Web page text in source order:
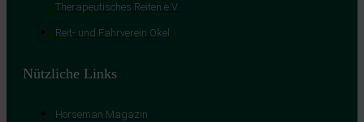
Therapeutisches Reiten e.V.
Reit- und Fahrverein Okel
Nützliche Links
Horseman Magazin